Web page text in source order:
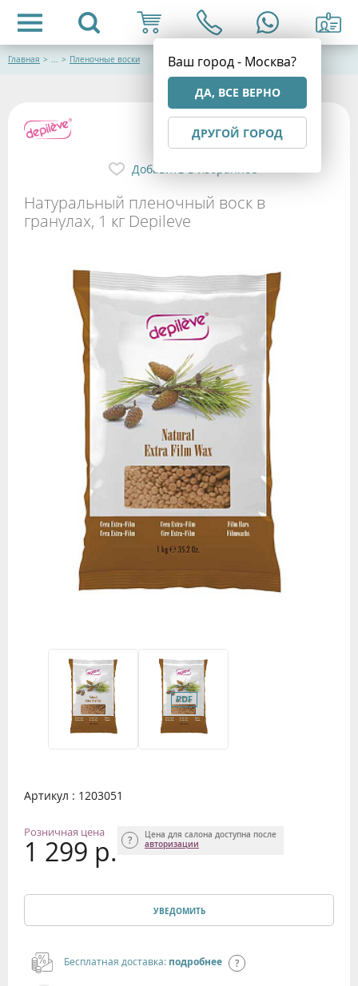
Ваш город - Москва?
ДА, ВСЕ ВЕРНО
ДРУГОЙ ГОРОД
Главная > ... > Пленочные воски
Натуральный пленочный воск в
гранулах, 1 кг Depileve
Добавить в избранное
Артикул : 1203051
Розничная цена
1 299 р.
Цена для салона доступна после
авторизации
УВЕДОМИТЬ
Бесплатная доставка: подробнее